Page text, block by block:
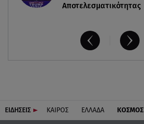
Αποτελεσματικότητας
ΕΙΔΗΣΕΙΣ ΚΑΙΡΟΣ ΕΛΛΑΔΑ ΚΟΣΜΟΣ